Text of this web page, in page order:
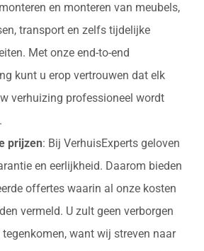
en monteren van meubels,
transport en zelfs tijdelijke
Met onze end-to-end
kunt u erop vertrouwen dat elk
verhuizing professioneel wordt
prijzen: Bij VerhuisExperts geloven
en eerlijkheid. Daarom bieden
offertes waarin al onze kosten
vermeld. U zult geen verborgen
want wij streven naar